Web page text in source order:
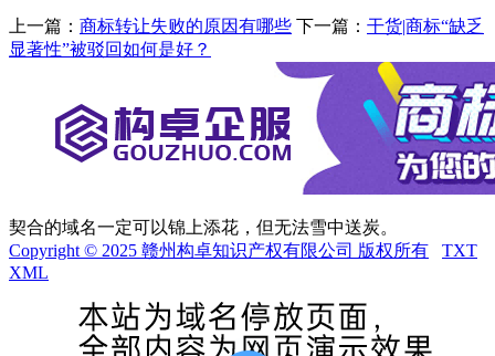
上一篇： 商标转让失败的原因有哪些 下一篇： 干货|商标“缺乏
显著性”被驳回如何是好？
契合的域名一定可以锦上添花，但无法雪中送炭。
Copyright © 2025 赣州构卓知识产权有限公司 版权所有
TXT
XML